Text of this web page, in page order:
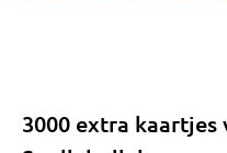
3000 extra